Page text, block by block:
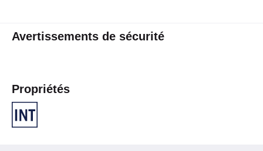
Avertissements de sécurité
Propriétés